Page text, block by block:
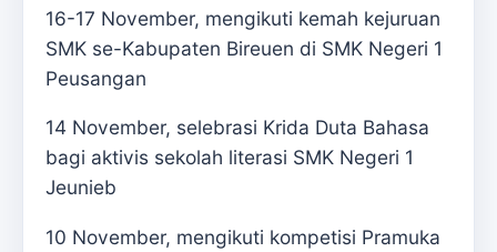
16-17 November, mengikuti kemah kejuruan
SMK se-Kabupaten Bireuen di SMK Negeri 1
Peusangan
14 November, selebrasi Krida Duta Bahasa
bagi aktivis sekolah literasi SMK Negeri 1
Jeunieb
10 November, mengikuti kompetisi Pramuka